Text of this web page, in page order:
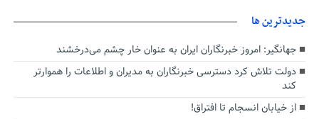
جديدترين ها
جهانگیر: امروز خبرنگاران ایران به عنوان خار چشم می‌درخشند
دولت تلاش کرد دسترسی خبرنگاران به مدیران و اطلاعات را هموارتر
کند
از خیابان انسجام تا افتراق!